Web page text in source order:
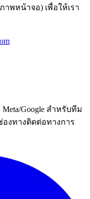
พหน้าจอ) เพื่อให้เรา
Google สำหรับทีม
องทางติดต่อทางการ